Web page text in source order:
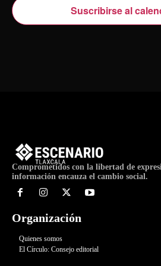
Suscribirse al
Comprometidos con la libertad de
información encauza el cambio social.
Organización
Quienes somos
El Círculo: Consejo editorial